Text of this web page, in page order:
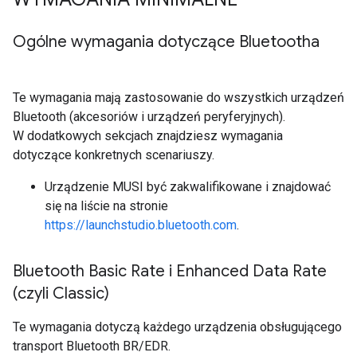
Ogólne wymagania dotyczące Bluetootha
Te wymagania mają zastosowanie do wszystkich urządzeń
Bluetooth (akcesoriów i urządzeń peryferyjnych).
W dodatkowych sekcjach znajdziesz wymagania
dotyczące konkretnych scenariuszy.
Urządzenie MUSI być zakwalifikowane i znajdować
się na liście na stronie
https://launchstudio.bluetooth.com.
Bluetooth Basic Rate i Enhanced Data Rate
(czyli Classic)
Te wymagania dotyczą każdego urządzenia obsługującego
transport Bluetooth BR/EDR.